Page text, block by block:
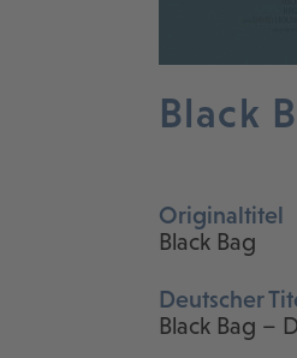
Black
Originaltitel
Black Bag
Deutscher
Black Bag –